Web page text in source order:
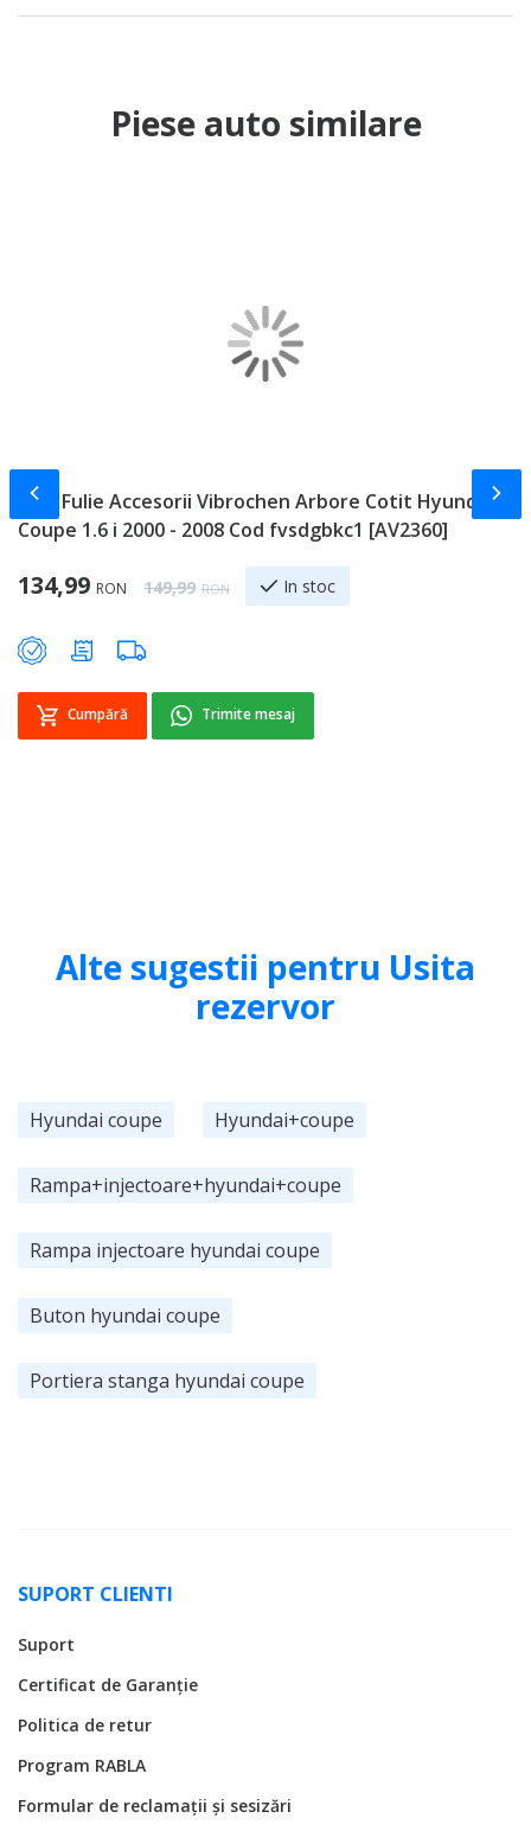
Piese auto similare
Rola Fulie Accesorii Vibrochen Arbore Cotit Hyundai
Coupe 1.6 i 2000 - 2008 Cod fvsdgbkc1 [AV2360]
Special Price
134,99 RON Regular Price
149,99 RON In stoc
Cumpără Trimite mesaj
Slide-ul anterior
Alte sugestii pentru Usita
rezervor
Hyundai coupe Hyundai+coupe
Rampa+injectoare+hyundai+coupe
Rampa injectoare hyundai coupe
Buton hyundai coupe
Portiera stanga hyundai coupe
SUPORT CLIENTI
Suport
Certificat de Garanție
Politica de retur
Program RABLA
Formular de reclamații și sesizări